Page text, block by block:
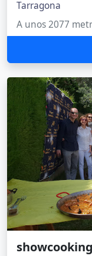
Tarragona
A unos 2077